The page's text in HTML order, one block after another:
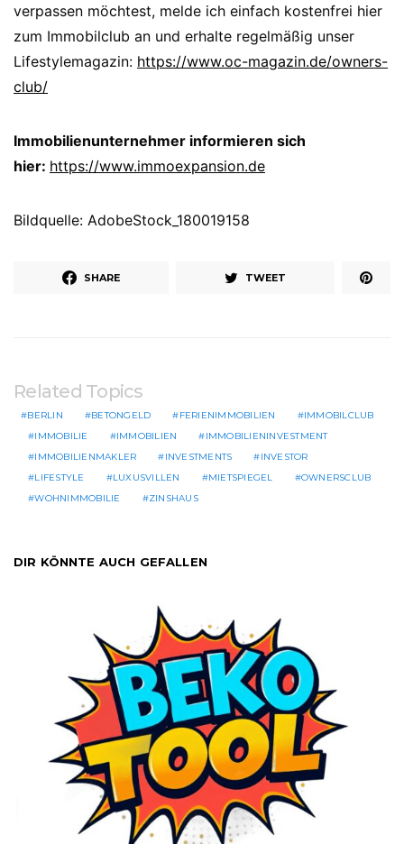
verpassen möchtest, melde ich einfach kostenfrei hier
zum Immobilclub an und erhalte regelmäßig unser
Lifestylemagazin: https://www.oc-magazin.de/owners-
club/
Immobilienunternehmer informieren sich
hier: https://www.immoexpansion.de
Bildquelle: AdobeStock_180019158
SHARE TWEET
Related Topics
BERLIN BETONGELD FERIENIMMOBILIEN
IMMOBILCLUB
IMMOBILIE
IMMOBILIEN
IMMOBILIENINVESTMENT
IMMOBILIENMAKLER
INVESTMENTS
INVESTOR
LIFESTYLE
LUXUSVILLEN MIETSPIEGEL
OWNERSCLUB
WOHNIMMOBILIE
ZINSHAUS
DIR KÖNNTE AUCH GEFALLEN